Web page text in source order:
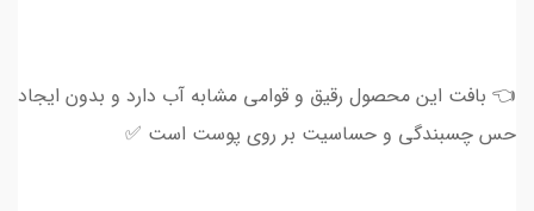
👈 بافت این محصول رقیق و قوامی مشابه آب دارد و بدون ایجاد
حس چسبندگی و حساسیت بر روی پوست است ✅